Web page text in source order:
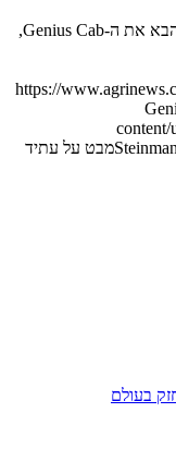
חברת Fritzmeier Cabs הגרמנייה תציג בחודש הבא את ה-Genius Cab,
https://
content/
מבט על עתיד
בעולם